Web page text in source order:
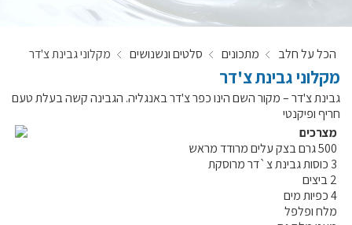
רשימת המחלבות
לאתר יצרני החלב
מחלקות המועצה, עיקרי עיסוקן
מפת הרפתות, הדירים והמחלבות
רשימת טלפונים – מועצת החלב
קול קורא ליצרנים חדשים – בקר / עיזים / כבשים
מכרזים
הכל על חלב מתכונים סלטים ונשנושים מקלוני גבינת צ'דר
מקלוני גבינת צ'דר
גבינת צ'דר – מקור השם הינו כפר צ'דר באנגליה. הגבינה קשה בעלת טעם
חריף ופיקנטי
מצרכים
500 גרם בצק עלים מרודד מראש
3 כוסות גבינת צ`דר מרוסקת
2 ביצים
4 כפיות מים
מלח ופלפל